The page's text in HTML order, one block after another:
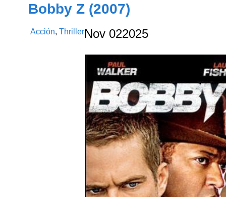
Bobby Z (2007)
Acción,ThrillerNov 022025